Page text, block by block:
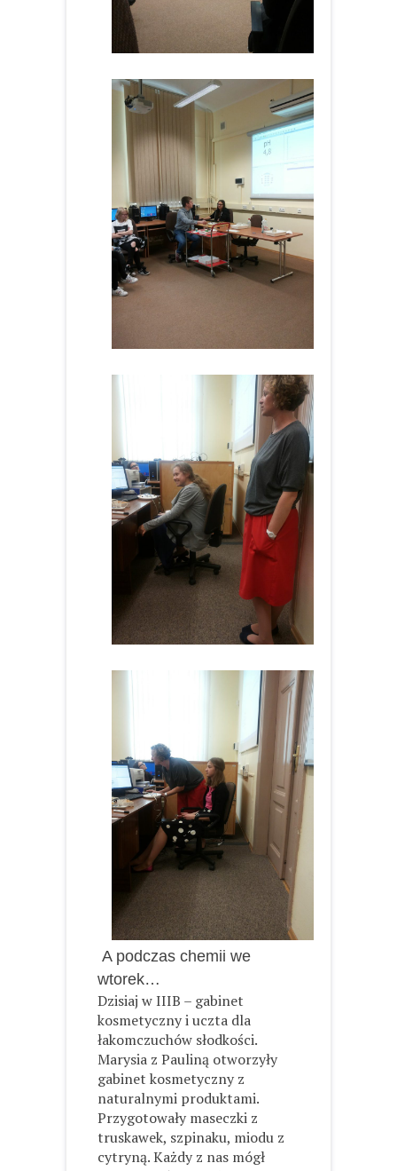
A podczas chemii we
wtorek…
Dzisiaj w IIIB – gabinet
kosmetyczny i uczta dla
łakomczuchów słodkości.
Marysia z Pauliną otworzyły
gabinet kosmetyczny z
naturalnymi produktami.
Przygotowały maseczki z
truskawek, szpinaku, miodu z
cytryną. Każdy z nas mógł